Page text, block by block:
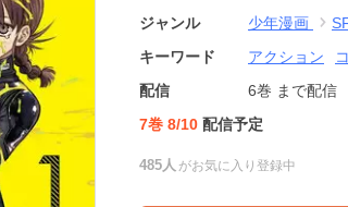
ジャンル
少年漫画
キーワード
アクション
配信
6巻 まで配信
7巻 8/10 配信予定
485人 がお気に入り登録中